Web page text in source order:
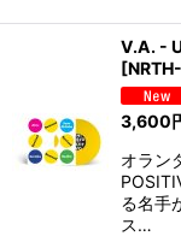
V.A. -
[
3,600
オラン
る名手
ス…